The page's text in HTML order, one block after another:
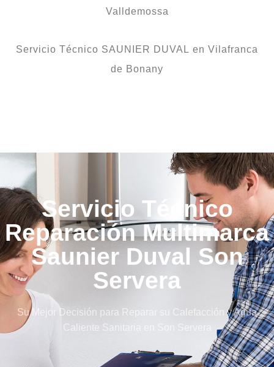
Valldemossa
Servicio Técnico SAUNIER DUVAL en Vilafranca
de Bonany
Servicio Técnico
Reparación Multimarca
Saunier Duval Son
Servera
Su Mejor Decisión para Reparar su Calefacción y Agua
Caliente Sanitaria en Son Servera